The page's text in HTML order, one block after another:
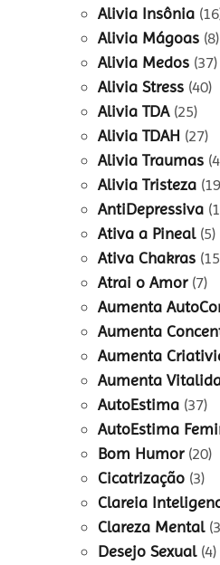
Alivia Insônia
Alivia Mágoas (8)
Alivia Medos (37)
Alivia Stress (40)
Alivia TDA(25)
Alivia TDAH (27)
Alivia Traumas
Alivia Tristeza
AntiDepressiva
Ativa a Pineal(5)
Ativa Chakras
Atrai o Amor(7)
Aumenta
Aumenta
Aumenta
Aumenta
AutoEstima (37)
AutoEstima
Bom Humor(20)
Cicatrização (3)
Clareia
Clareza Mental
Desejo Sexual(4)